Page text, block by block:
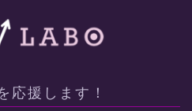
応援します！